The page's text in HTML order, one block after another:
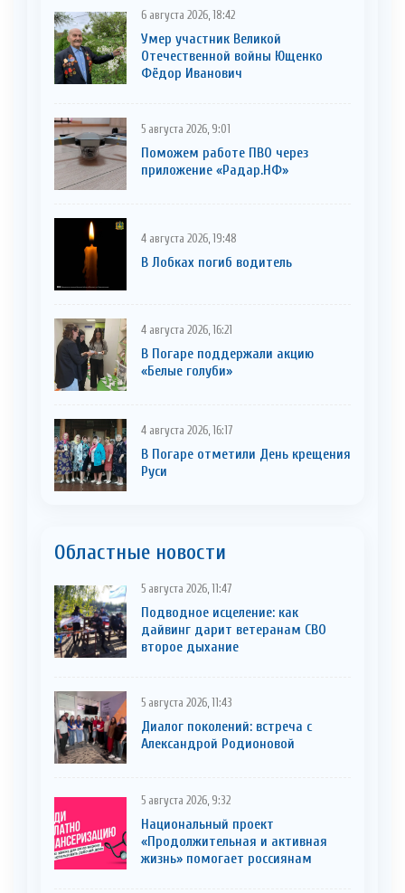
6 августа 2026, 18:42
Умер участник Великой
Отечественной войны Ющенко
Фёдор Иванович
5 августа 2026, 9:01
Поможем работе ПВО через
приложение «Радар.НФ»
4 августа 2026, 19:48
В Лобках погиб водитель
4 августа 2026, 16:21
В Погаре поддержали акцию
«Белые голуби»
4 августа 2026, 16:17
В Погаре отметили День крещения
Руси
Областные новости
5 августа 2026, 11:47
Подводное исцеление: как
дайвинг дарит ветеранам СВО
второе дыхание
5 августа 2026, 11:43
Диалог поколений: встреча с
Александрой Родионовой
5 августа 2026, 9:32
Национальный проект
«Продолжительная и активная
жизнь» помогает россиянам